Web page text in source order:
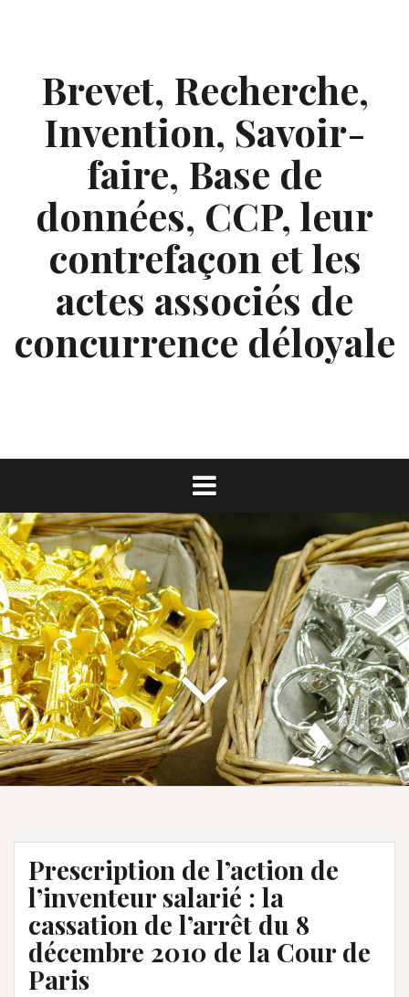
Brevet, Recherche,
Invention, Savoir-
faire, Base de
données, CCP, leur
contrefaçon et les
actes associés de
concurrence déloyale
Prescription de l’action de
l’inventeur salarié : la
cassation de l’arrêt du 8
décembre 2010 de la Cour de
Paris